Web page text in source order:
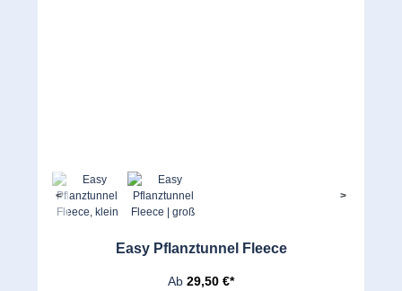
< >
Easy Pflanztunnel Fleece
Ab 29,50 €*